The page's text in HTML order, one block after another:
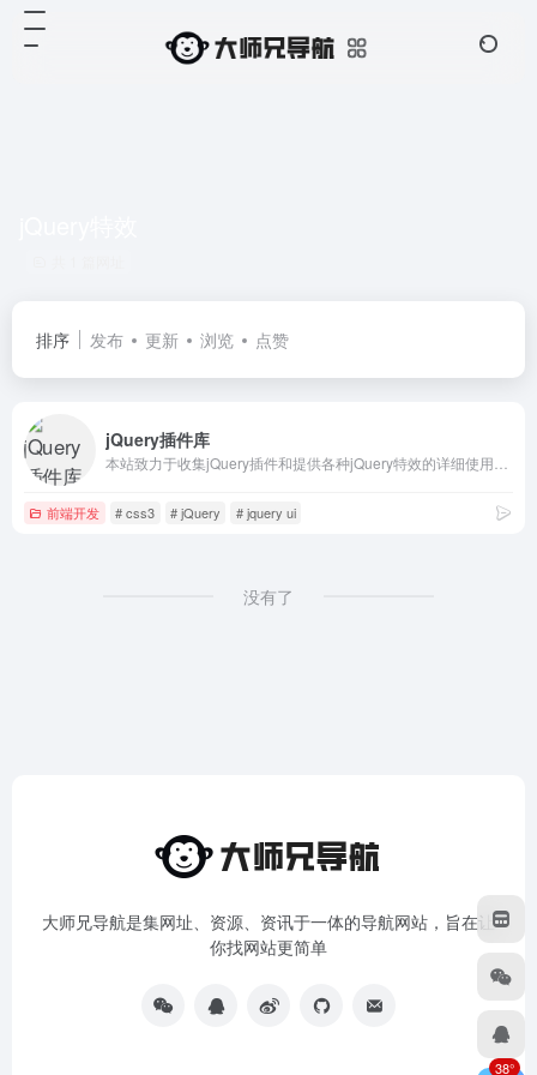
排序 发布 更新 浏览 点赞
jQuery插件库
前端开发 # css3 # jQuery # jquery ui
没有了
大师兄导航是集网址、资源、资讯于一体的导航网站，旨在让
你找网站更简单
38°